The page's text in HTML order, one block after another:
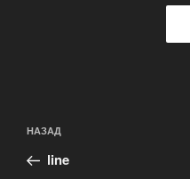
по
записям
Предыдущая
запись:
НАЗАД
line